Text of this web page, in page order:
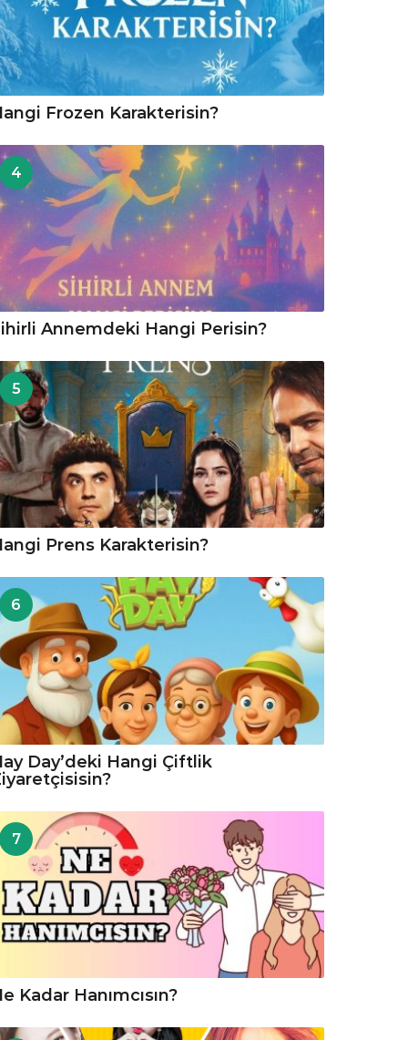
Frozen Karakterisin?
4
Annemdeki Hangi Perisin?
5
Prens Karakterisin?
6
Day’deki Hangi Çiftlik
7
Kadar Hanımcısın?